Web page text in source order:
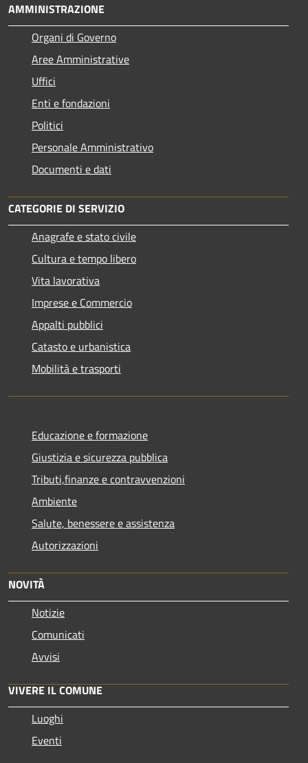
AMMINISTRAZIONE
Organi di Governo
Aree Amministrative
Uffici
Enti e fondazioni
Politici
Personale Amministrativo
Documenti e dati
CATEGORIE DI SERVIZIO
Anagrafe e stato civile
Cultura e tempo libero
Vita lavorativa
Imprese e Commercio
Appalti pubblici
Catasto e urbanistica
Mobilità e trasporti
Educazione e formazione
Giustizia e sicurezza pubblica
Tributi,finanze e contravvenzioni
Ambiente
Salute, benessere e assistenza
Autorizzazioni
NOVITÀ
Notizie
Comunicati
Avvisi
VIVERE IL COMUNE
Luoghi
Eventi